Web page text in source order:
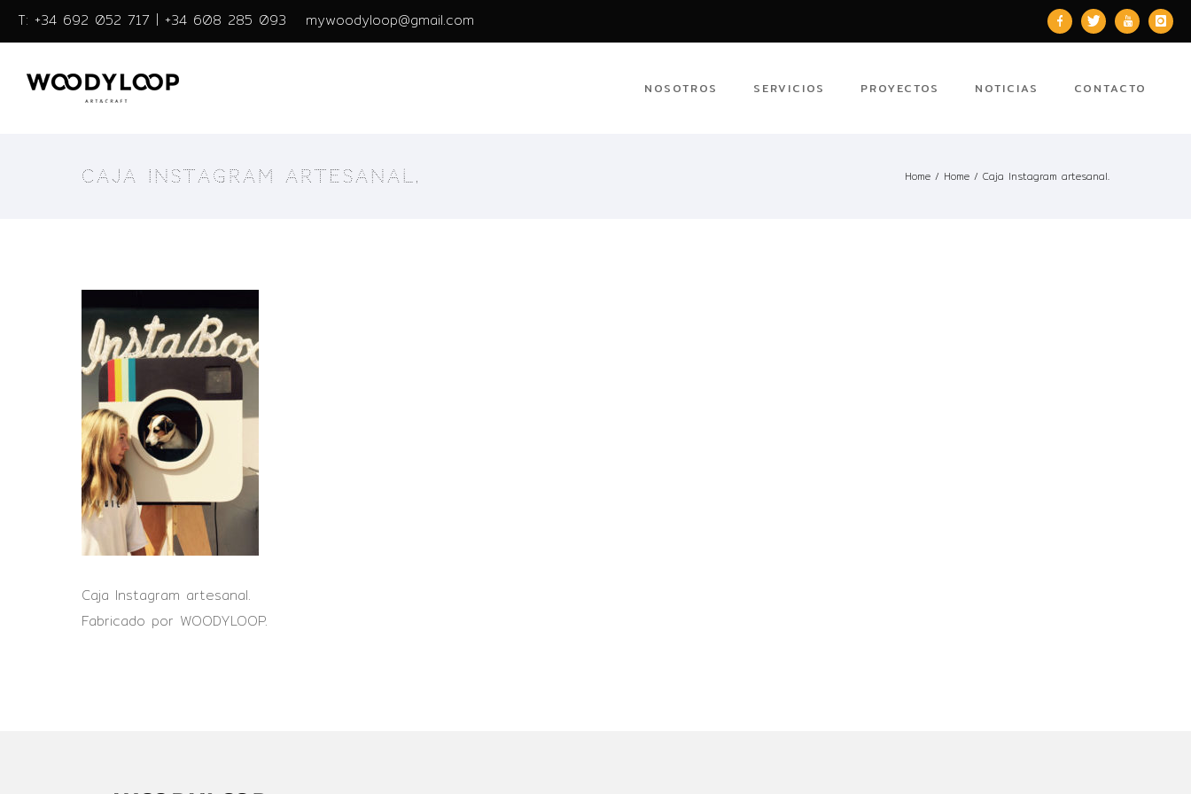
T: +34 692 052 717 | +34 608 285 093 mywoodyloop@gmail.com
NOSOTROS SERVICIOS PROYECTOS NOTICIAS CONTACTO
CAJA INSTAGRAM ARTESANAL. Home / Home / Caja Instagram artesanal.
Caja Instagram artesanal.
Fabricado por WOODYLOOP.